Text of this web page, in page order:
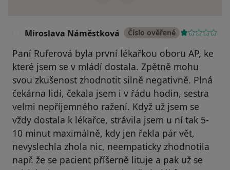
Miroslava Náměstková Číslo ověřené
Paní Ruferová byla první lékařkou oboru AP, ke
které jsem se v mládí dostala. Zpětně mohu
svou zkušenost zhodnotit silně negativně. Plná
čekárna lidí, čekala jsem i v řádu hodin, sestra
velmi nepříjemného ražení. Když už jsem se
vždy dostala k lékařce, strávila jsem u ní tak 5-
10 minut maximálně, kdy jen řekla pár vět,
nevyslechla zhola nic, neempaticky zhodnotila
např. že se pacient příšerně lituje a pak už se